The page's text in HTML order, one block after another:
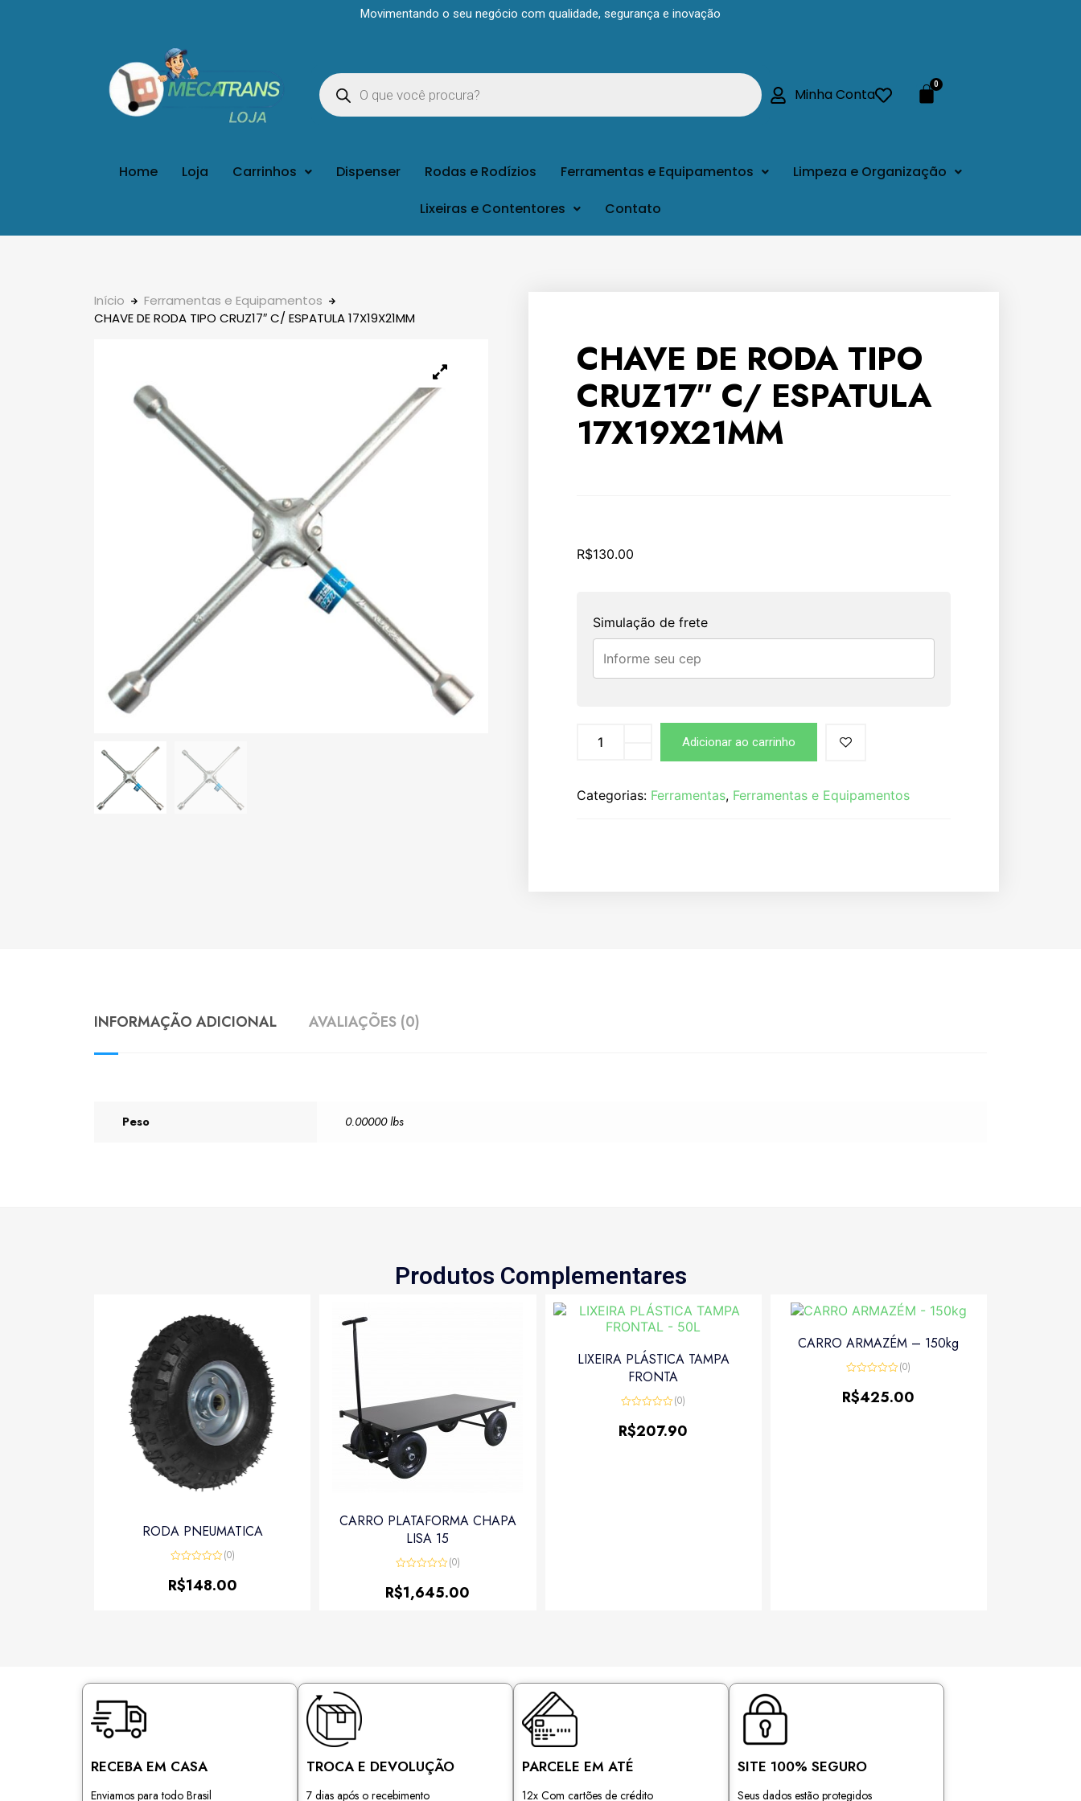
Movimentando o seu negócio com qualidade, segurança e inovação
Minha Conta
Home Loja Carrinhos Dispenser Rodas e Rodízios Ferramentas e Equipamentos
Limpeza e Organização
Lixeiras e Contentores
Contato
Início
Ferramentas e Equipamentos
CHAVE DE RODA TIPO CRUZ17″ C/ ESPATULA 17X19X21MM
CHAVE DE RODA TIPO
CRUZ17″ C/ ESPATULA
17X19X21MM
R$130.00
Simulação de frete
Adicionar ao carrinho
Categorias: Ferramentas, Ferramentas e Equipamentos
INFORMAÇÃO ADICIONAL AVALIAÇÕES (0)
Peso 0.00000 lbs
Produtos Complementares
RODA PNEUMATICA
0
de
(0)
R$148.00
CARRO PLATAFORMA CHAPA
LISA 15
0
de
(0)
R$1,645.00
LIXEIRA PLÁSTICA TAMPA
FRONTA
0
de
(0)
R$207.90
CARRO ARMAZÉM – 150kg
0
de
(0)
R$425.00
RECEBA EM CASA
Enviamos para todo Brasil
TROCA E DEVOLUÇÃO
7 dias após o recebimento
PARCELE EM ATÉ
12x Com cartões de crédito
SITE 100% SEGURO
Seus dados estão protegidos